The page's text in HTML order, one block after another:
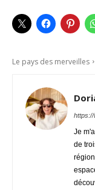
Le pays des merveilles
Je
de